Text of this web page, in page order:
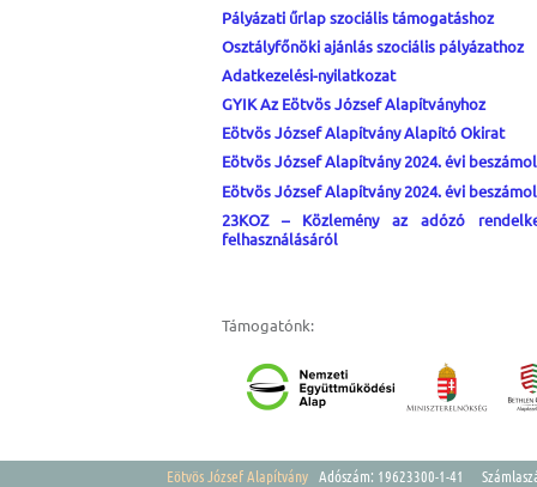
Pályázati űrlap szociális támogatáshoz
Osztályfőnöki ajánlás szociális pályázathoz
Adatkezelési-nyilatkozat
GYIK Az Eötvös József Alapítványhoz
Eötvös József Alapítvány Alapító Okirat
Eötvös József Alapítvány 2024. évi
Eötvös József Alapítvány 2024. évi
23KOZ – Közlemény az adózó
felhasználásáról
Támogatónk:
Eötvös József Alapítvány Adószám: 19623300-1-41